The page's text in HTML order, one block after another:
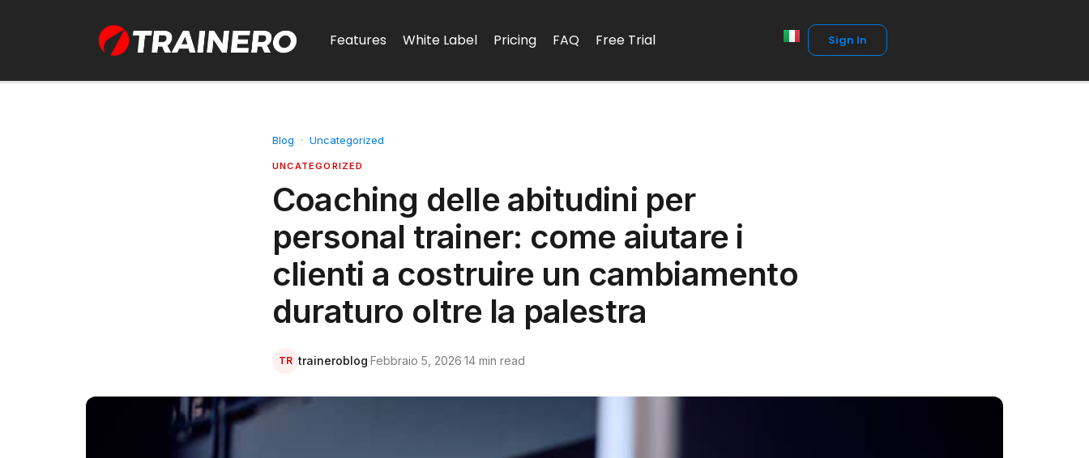
Features White Label Pricing FAQ Free Trial Sign In
Blog · Uncategorized
UNCATEGORIZED
Coaching delle abitudini per
personal trainer: come aiutare i
clienti a costruire un cambiamento
duraturo oltre la palestra
TR traineroblog·Febbraio 5, 2026·14 min read